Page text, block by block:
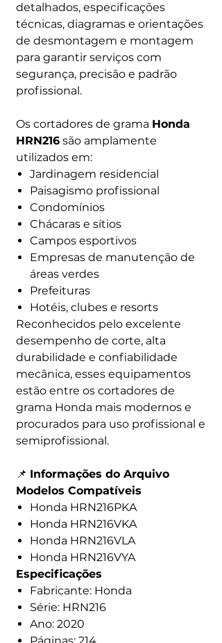
detalhados, especificações
técnicas, diagramas e orientações
de desmontagem e montagem
para garantir serviços com
segurança, precisão e padrão
profissional.
Os cortadores de grama Honda
HRN216 são amplamente
utilizados em:
Jardinagem residencial
Paisagismo profissional
Condomínios
Chácaras e sítios
Campos esportivos
Empresas de manutenção de
áreas verdes
Prefeituras
Hotéis, clubes e resorts
Reconhecidos pelo excelente
desempenho de corte, alta
durabilidade e confiabilidade
mecânica, esses equipamentos
estão entre os cortadores de
grama Honda mais modernos e
procurados para uso profissional e
semiprofissional.
📌 Informações do Arquivo
Modelos Compatíveis
Honda HRN216PKA
Honda HRN216VKA
Honda HRN216VLA
Honda HRN216VYA
Especificações
Fabricante: Honda
Série: HRN216
Ano: 2020